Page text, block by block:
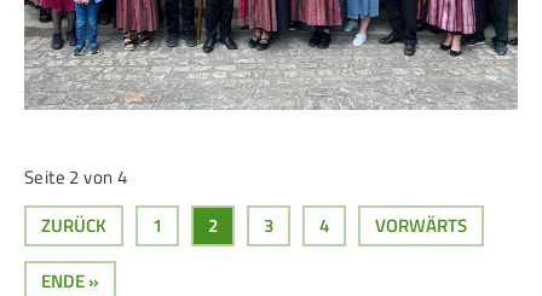
Seite 2 von 4
ZURÜCK
1 2 3 4
VORWÄRTS
ENDE »